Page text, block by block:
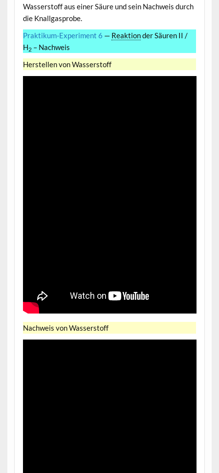
Wasserstoff aus einer Säure und sein Nachweis durch
die Knallgasprobe.
Praktikum-Experiment 6 — Reaktionder Säuren II /
H2– Nachweis
Herstellen von Wasserstoff
Nachweis von Wasserstoff